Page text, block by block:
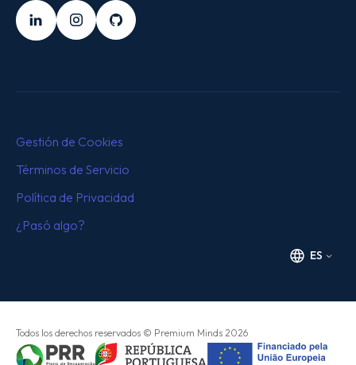
LinkedInInstagramGithub
Gestión de Cookies
Términos de Servicio
Política de Privacidad
¿Pasó algo?
ES
Todos los derechos reservados © Premium Minds 2026